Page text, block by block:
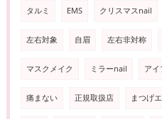
タルミ EMS クリスマスnail
左右対象 自眉 左右非対称
マスクメイク ミラーnail アイ
痛まない 正規取扱店 まつげ